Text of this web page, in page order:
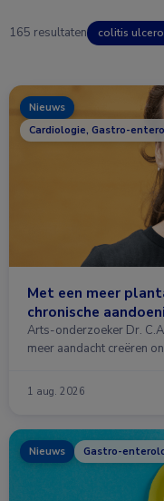
165 resultaten colitis
Nieuws
Cardiologie, Gastro-
Met een meer
chronische
Arts-onderzoeker Dr.
meer aandacht creëren
1 aug. 2026
Nieuws Gastro-